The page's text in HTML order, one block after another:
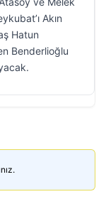
Akın
Hatun
Benderlioğlu